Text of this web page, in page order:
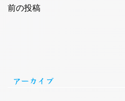
navigation
前の投稿
アーカイブ